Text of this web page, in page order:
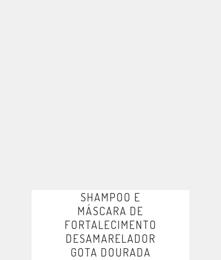
SHAMPOO E
MÁSCARA DE
FORTALECIMENTO
DESAMARELADOR
GOTA DOURADA